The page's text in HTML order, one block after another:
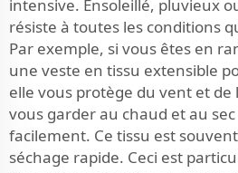
intensive. Ensoleillé, pluvieux
résiste à toutes les conditions
Par exemple, si vous êtes en
une veste en tissu extensible
elle vous protège du vent et
vous garder au chaud et au
facilement. Ce tissu est
séchage rapide. Ceci est